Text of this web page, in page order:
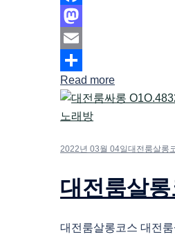
Facebook
Mastodon
Email
Share
Read more
2022년 03월 04일 대전룸살롱
대전룸살
대전룸살롱코스 대전